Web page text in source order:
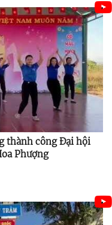
thành công Đại hội
Phượng